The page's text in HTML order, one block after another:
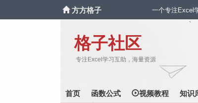
方方格子 一个专注Excel
格子社区
专注Excel学习互助，海量资源
`
首页 函数公式 视频教程 知识